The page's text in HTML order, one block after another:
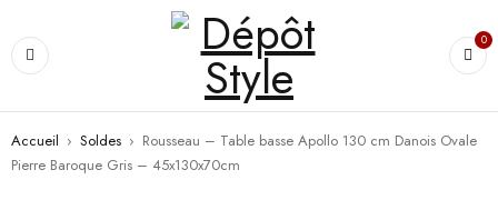
0
Accueil › Soldes › Rousseau – Table basse Apollo 130 cm Danois Ovale
Pierre Baroque Gris – 45x130x70cm